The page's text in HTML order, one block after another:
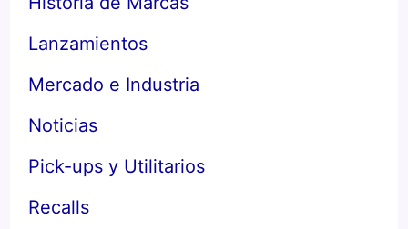
Lanzamientos
Mercado e Industria
Noticias
Pick-ups y Utilitarios
Recalls